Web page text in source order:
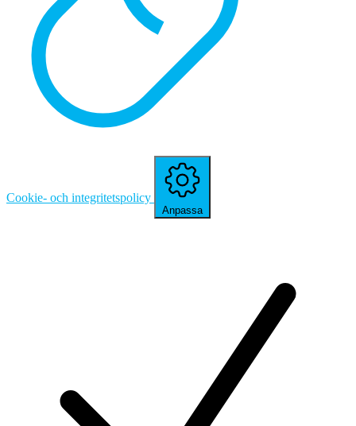
Cookie- och integritetspolicy
Anpassa